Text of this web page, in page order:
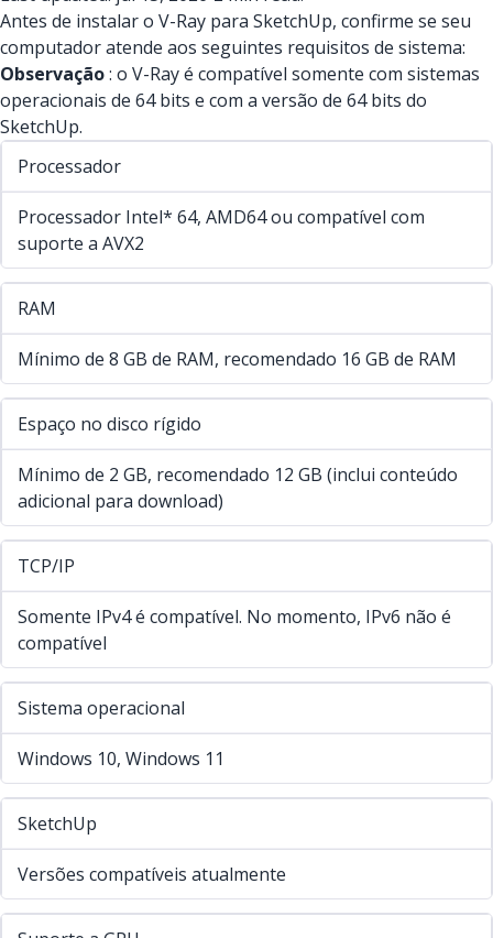
Antes de instalar o V-Ray para SketchUp, confirme se seu
computador atende aos seguintes requisitos de sistema:
Observação: o V-Ray é compatível somente com sistemas
operacionais de 64 bits e com a versão de 64 bits do
SketchUp.
Processador
Processador Intel* 64, AMD64 ou compatível com
suporte a AVX2
RAM
Mínimo de 8 GB de RAM, recomendado 16 GB de RAM
Espaço no disco rígido
Mínimo de 2 GB, recomendado 12 GB (inclui conteúdo
adicional para download)
TCP/IP
Somente IPv4 é compatível. No momento, IPv6 não é
compatível
Sistema operacional
Windows 10, Windows 11
SketchUp
Versões compatíveis atualmente